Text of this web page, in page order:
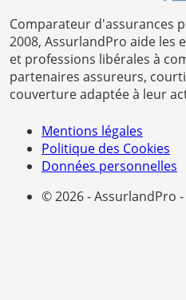
Comparateur d'assurances
2008, AssurlandPro aide les
et professions libérales à
partenaires assureurs,
couverture adaptée à leur
Mentions légales
Politique des Cookies
Données personnelles
© 2026 - AssurlandPro